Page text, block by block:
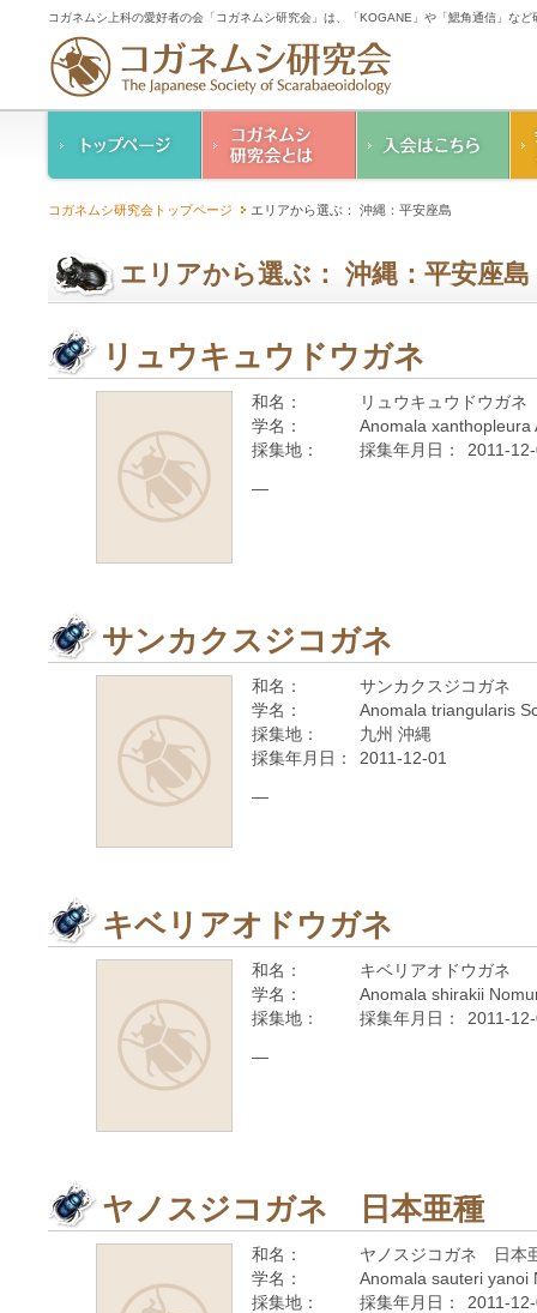
コガネムシ上科の愛好者の会「コガネムシ研究会」は、「KOGANE」や「鰓角通信」な
ご案内
幹事紹介
人情報保護要領
コガネムシ研究会トップページ エリアから選ぶ： 沖縄：平安座島
エリアから選ぶ： 沖縄：平安座島
リュウキュウドウガネ
和名：
リュウキュウドウガネ
学名：
Anomala xanthopleura
採集地：
採集年月日： 2011-
—
サンカクスジコガネ
和名：
サンカクスジコガネ
学名：
Anomala triangularis
採集地：
九州 沖縄
採集年月日：
2011-12-01
—
キベリアオドウガネ
和名：
キベリアオドウガネ
学名：
Anomala shirakii
採集地：
採集年月日： 2011-
—
ヤノスジコガネ 日本亜種
和名：
ヤノスジコガネ 日本
学名：
Anomala sauteri yanoi
採集地：
採集年月日： 2011-